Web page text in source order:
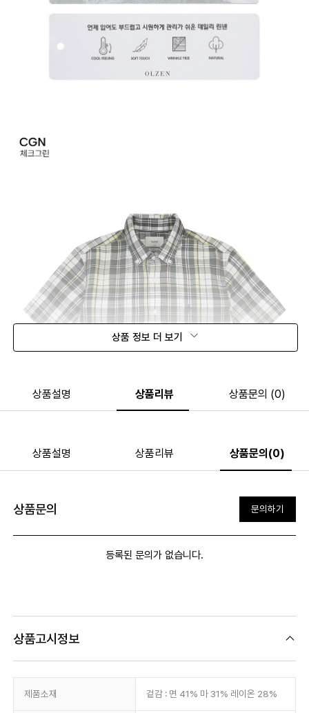
상품 정보 더 보기
상품설명 상품리뷰 상품문의 (0)
상품설명 상품리뷰 상품문의(0)
상품문의 문의하기
등록된 문의가 없습니다.
상품고시정보
제품소재 겉감 : 면 41% 마 31% 레이온 28%